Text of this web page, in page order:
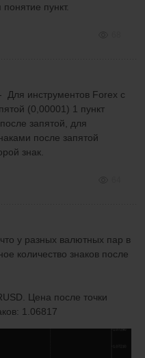
пункт.
Для инструментов Forex с
(0,00001) 1 пункт
запятой, для
после запятой
знак.
у разных валютных пар в
количество знаков после
Цена после точки
1.06817